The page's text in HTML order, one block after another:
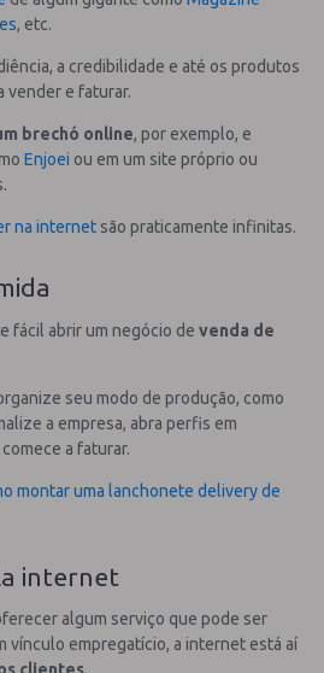
, etc.
a credibilidade e até os produtos
vender e faturar.
brechó online, por exemplo, e
Enjoei ou em um site próprio ou
na internet são praticamente infinitas.
fácil abrir um negócio de venda de
seu modo de produção, como
a empresa, abra perfis em
a faturar.
montar uma lanchonete delivery de
internet
algum serviço que pode ser
vínculo empregatício, a internet está aí